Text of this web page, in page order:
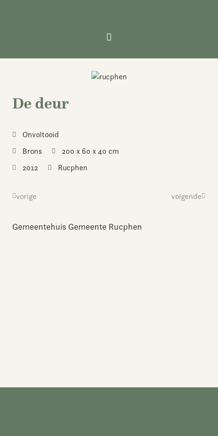
De deur
Onvoltooid
Brons
200 x 60 x 40 cm
2012
Rucphen
Vorige
vorige volgende
Gemeentehuis Gemeente Rucphen